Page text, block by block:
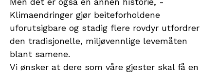
Klimaendringer gjør beiteforholdene
uforutsigbare og stadig flere rovdyr utfordrer
den tradisjonelle, miljøvennlige levemåten
blant samene.
Vi ønsker at dere som våre gjester skal få en